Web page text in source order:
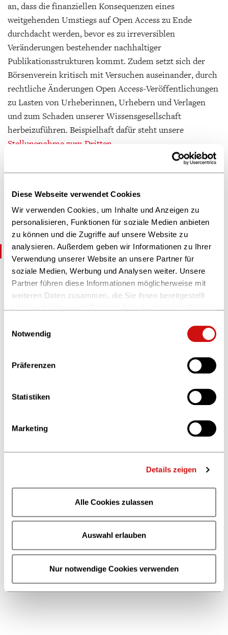
Diese Webseite verwendet Cookies
Wir verwenden Cookies, um Inhalte und Anzeigen zu
personalisieren, Funktionen für soziale Medien anbieten
zu können und die Zugriffe auf unsere Website zu
analysieren. Außerdem geben wir Informationen zu Ihrer
Verwendung unserer Website an unsere Partner für
soziale Medien, Werbung und Analysen weiter. Unsere
Partner führen diese Informationen möglicherweise mit
weiteren Daten zusammen, die Sie ihnen bereitgestellt
Weitere Informationen finden Sie in unserer
Notwendig
Präferenzen
Statistiken
Marketing
Details zeigen
Alle Cookies zulassen
Auswahl erlauben
Nur notwendige Cookies verwenden
an, dass die finanziellen Konsequenzen eines
weitgehenden Umstiegs auf Open Access zu Ende
durchdacht werden, bevor es zu irreversiblen
Veränderungen bestehender nachhaltiger
Publikationsstrukturen kommt. Zudem setzt sich der
Börsenverein kritisch mit Versuchen auseinander, durch
rechtliche Änderungen Open Access-Veröffentlichungen
zu Lasten von Urheberinnen, Urhebern und Verlagen
und zum Schaden unserer Wissensgesellschaft
herbeizuführen. Beispielhaft dafür steht unsere
Stellungnahme zum Dritten
Hochschulrechtsänderungsgesetz des Landes Baden-
Württemberg
baden-württembergischer Hochschulangehöriger zu
Open Access-Zweitveröffentlichungen in den
Repositorien ihrer Einrichtungen verankert hat.
Das könnte Sie auch interessieren
Projekt DEAL
Durch Exklusivvereinbarungen mit nur drei
Recht & Justiziariat
Prof. Dr. Christian Sprang
Telefon +49 69 13 06 313
sprang@boev.de
Kontaktformular